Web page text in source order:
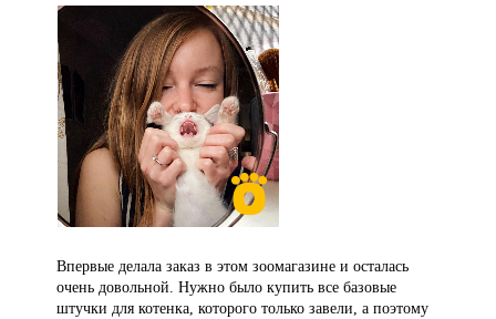
Впервые делала заказ в этом зоомагазине и осталась
очень довольной. Нужно было купить все базовые
штучки для котенка, которого только завели, а поэтому